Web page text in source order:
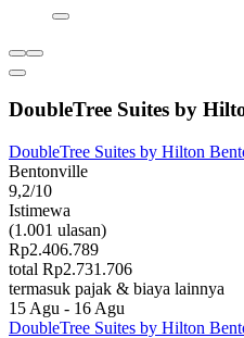
DoubleTree Suites by
DoubleTree Suites by Hilton
Bentonville
9,2/10
Istimewa
(1.001 ulasan)
Rp2.406.789
total Rp2.731.706
termasuk pajak & biaya lainnya
15 Agu - 16 Agu
DoubleTree Suites by Hilton